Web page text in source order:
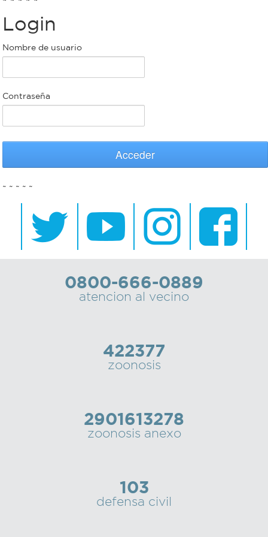
Bromatología
Rentas
Municipal
bondi
Recorrido
colectivos
Recarga
Personal
municipal
Login
Nombre de usuario
Contraseña
Acceder
~ ~ ~ ~ ~
0800-666-0889
atencion al vecino
422377
zoonosis
2901613278
zoonosis anexo
103
defensa civil